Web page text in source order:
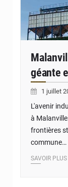
géante
1 juillet
L'avenir
à
frontières
commune…
SAVOIR PLUS